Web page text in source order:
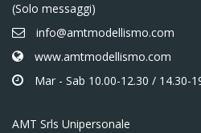
(Solo messaggi)
info@amtmodellismo.com
www.amtmodellismo.com
Mar - Sab 10.00-12.30 / 14.30-
AMT Srls Unipersonale